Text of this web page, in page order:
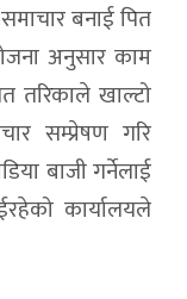
बनाई पित
अनुसार काम
खाल्टो
सम्प्रेषण गरि
बाजी गर्नेलाई
कार्यालयले